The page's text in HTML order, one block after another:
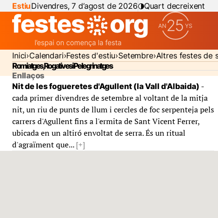
EstiuDivendres, 7 d’agost de 2026 Quart decreixent
Inici Calendari Festes d'estiu Setembre Altres festes de
Romiatges, Rogatives i Pelegrinatges
Enllaços
Nit de les fogueretes d'Agullent (la Vall d'Albaida) -
cada primer divendres de setembre al voltant de la mitja
nit, un riu de punts de llum i cercles de foc serpenteja pels
carrers d'Agullent fins a l'ermita de Sant Vicent Ferrer,
ubicada en un altiró envoltat de serra. És un ritual
d'agraïment que...[+]